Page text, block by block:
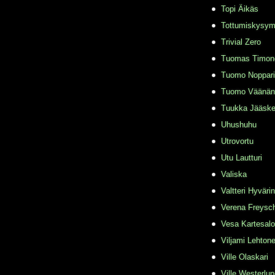
Topi Äikäs
Trivial Zero
Tuomas
Tuomo Noppari
Tuomo
Tuukka
Uhushuhu
Utrovortu
Utu Lautturi
Valiska
Valtteri
Verena
Vesa Kartesalo
Viljami
Ville Olaskari